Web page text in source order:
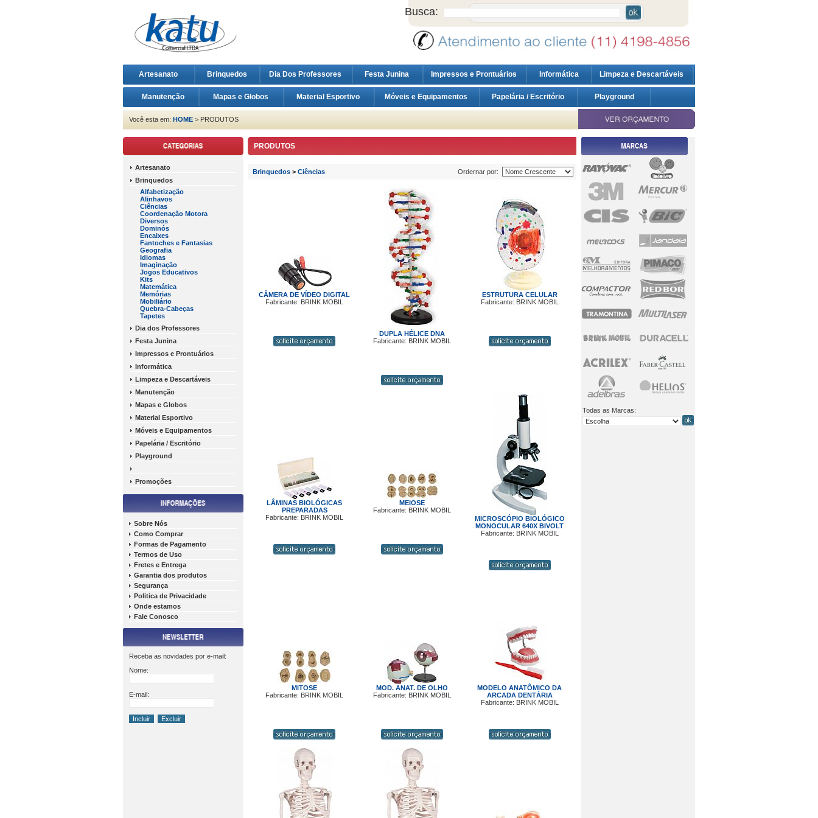
Busca:
Artesanato Brinquedos Dia Dos Professores Festa Junina Impressos e Prontuários Informática Limpeza e Descartáveis
Manutenção Mapas e Globos Material Esportivo Móveis e Equipamentos Papelária / Escritório Playground
Você esta em: HOME > PRODUTOS
Artesanato
Brinquedos
Alfabetização
Alinhavos
Ciências
Coordenação Motora
Diversos
Dominós
Encaixes
Fantoches e Fantasias
Geografia
Idiomas
Imaginação
Jogos Educativos
Kits
Matemática
Memórias
Mobiliário
Quebra-Cabeças
Tapetes
Dia dos Professores
Festa Junina
Impressos e Prontuários
Informática
Limpeza e Descartáveis
Manutenção
Mapas e Globos
Material Esportivo
Móveis e Equipamentos
Papelária / Escritório
Playground
Promoções
Sobre Nós
Como Comprar
Formas de Pagamento
Termos de Uso
Fretes e Entrega
Garantia dos produtos
Segurança
Politica de Privacidade
Onde estamos
Fale Conosco
Receba as novidades por e-mail:
Nome:
E-mail:
PRODUTOS
Brinquedos > Ciências Ordernar por:
CÂMERA DE VÍDEO DIGITAL
Fabricante: BRINK MOBIL
DUPLA HÉLICE DNA
Fabricante: BRINK MOBIL
ESTRUTURA CELULAR
Fabricante: BRINK MOBIL
LÂMINAS BIOLÓGICAS
PREPARADAS
Fabricante: BRINK MOBIL
MEIOSE
Fabricante: BRINK MOBIL
MICROSCÓPIO BIOLÓGICO
MONOCULAR 640X BIVOLT
Fabricante: BRINK MOBIL
MITOSE
Fabricante: BRINK MOBIL
MOD. ANAT. DE OLHO
Fabricante: BRINK MOBIL
MODELO ANATÔMICO DA
ARCADA DENTÁRIA
Fabricante: BRINK MOBIL
Todas as Marcas: